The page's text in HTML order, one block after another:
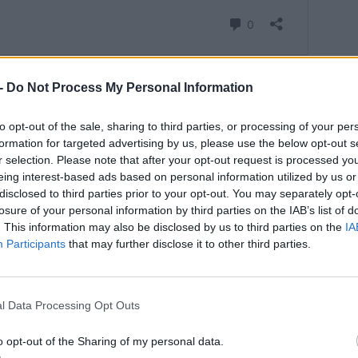
Do Not Process My Personal Information
opt-out of the sale, sharing to third parties, or processing of your
for targeted advertising by us, please use the below opt-out
selection. Please note that after your opt-out request is processed
interest-based ads based on personal information utilized by us
to third parties prior to your opt-out. You may separately
of your personal information by third parties on the IAB’s list of
This information may also be disclosed by us to third parties on the
Participants that may further disclose it to other third parties.
Data Processing Opt Outs
opt-out of the Sharing of my personal data.
mellett
komoly politikai és iparági seregszemle is volt, ami
számára. Jelen voltPedro Sánchezspanyol
Volkswagen-csoport részéről pedigOliver Blume, a
, valamint Markus Haupt is. Haupt szerint a Raval és
jelent két új modell piacra lépésénél, és egyenesen a
a pillanatot.
eurót fektettünk be Martorellben, miközben
annak érdekében, hogy valódi ipari erőközponttá
arra, hogy Spanyolországból villamosítsuk